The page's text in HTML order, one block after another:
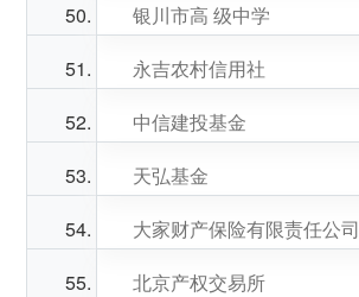
银川市高 级中学
永吉农村信用社
中信建投基金
天弘基金
大家财产保险有限责任公司
北京产权交易所